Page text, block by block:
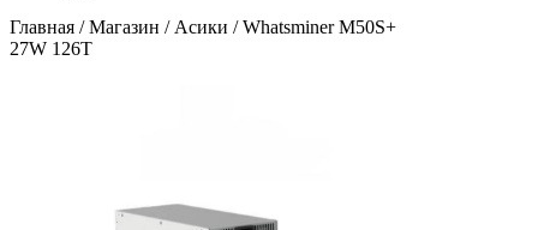
Главная /Магазин / Асики / Whatsminer M50S+
27W 126T